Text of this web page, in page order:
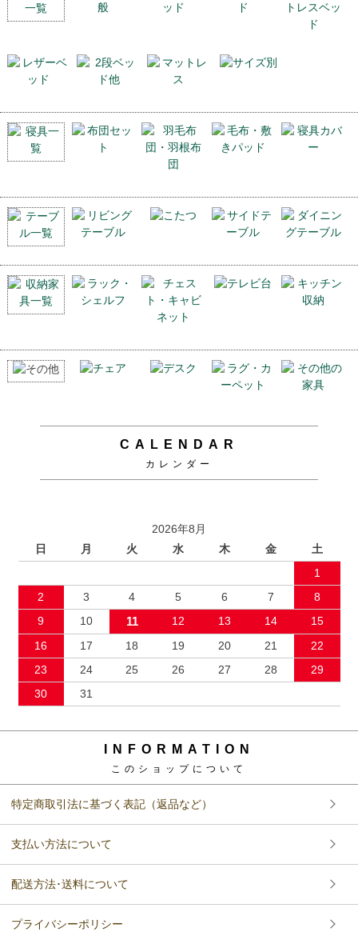
CALENDAR
カレンダー
2026年8月
日
月 火 水 木 金
土
1
2
3 4 5 6 7
8
9
10 11 12 13 14
15
16
17 18 19 20 21
22
23
24 25 26 27 28
29
30
31
INFORMATION
このショップについて
特定商取引法に基づく表記（返品など）
支払い方法について
配送方法･送料について
プライバシーポリシー